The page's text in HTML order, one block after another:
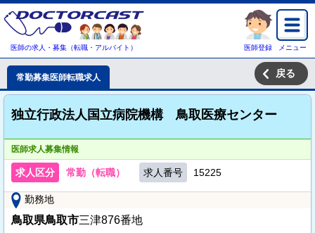
医師の求人・募集（転職・アルバイト） 医師登録 メニュー
常勤募集医師転職求人 戻る
独立行政法人国立病院機構 鳥取医療センター
医師求人募集情報
求人区分 常勤（転職） 求人番号 15225
勤務地
鳥取県鳥取市三津876番地